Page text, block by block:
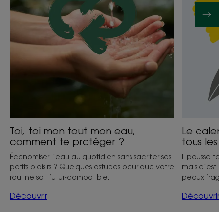
te
protéger
Toi, toi mon tout mon eau,
comment te protéger ?
Économiser l’eau au quotidien sans sacrifier ses
petits plaisirs ? Quelques astuces pour que votre
routine soit futur-compatible.
Découvrir
Le
tous
Il pousse
mais
peaux
Découvrir